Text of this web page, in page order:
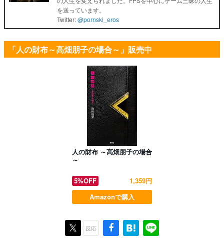
を送っています。
Twitter:@pornski_eros
「人の財布～高畑朋子の場合～」販売中
人の財布 ～高畑朋子の場合
～
5%OFF
1,359円
Amazonで購入
反応